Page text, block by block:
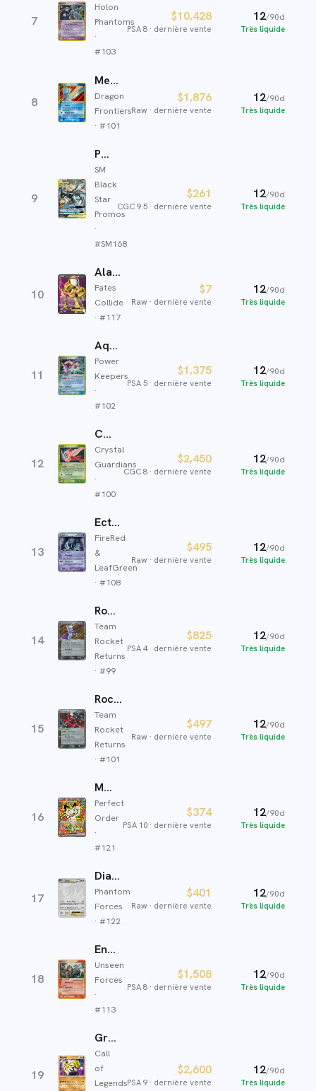
7
Holon
Phantoms
·
#103
$10,428
PSA 8 · dernière vente
12/90d
Très liquide
8
Mew ☆ δ
Dragon
Frontiers
· #101
$1,876
Raw · dernière vente
12/90d
Très liquide
9
Pikachu et Zekrom GX
SM
Black
Star
Promos
·
#SM168
$261
CGC 9.5 · dernière vente
12/90d
Très liquide
10
Alakazam EX
Fates
Collide
· #117
$7
Raw · dernière vente
12/90d
Très liquide
11
Aquali
Power
Keepers
·
#102
$1,375
PSA 5 · dernière vente
12/90d
Très liquide
12
Celebi
Crystal
Guardians
·
#100
$2,450
CGC 8 · dernière vente
12/90d
Très liquide
13
Ectoplasma ex
FireRed
&
LeafGreen
· #108
$495
Raw · dernière vente
12/90d
Très liquide
14
Rocket's Mewtwo ex
Team
Rocket
Returns
· #99
$825
PSA 4· dernière vente
12/90d
Très liquide
15
Rocket's Scizor ex
Team
Rocket
Returns
· #101
$497
Raw · dernière vente
12/90d
Très liquide
16
Meowth ex
Perfect
Order
·
#121
$374
PSA 10 · dernière vente
12/90d
Très liquide
17
Dialga EX
Phantom
Forces
· #122
$401
Raw · dernière vente
12/90d
Très liquide
18
Entei ☆
Unseen
Forces
·
#113
$1,508
PSA 8 · dernière vente
12/90d
Très liquide
19
Groudon
Call
of
Legends
$2,600
PSA 9 · dernière vente
12/90d
Très liquide